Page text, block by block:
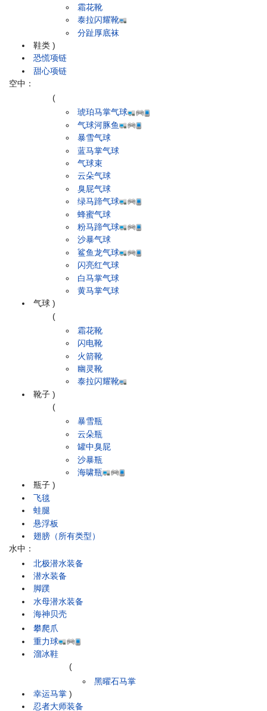
鞋类
霜花靴
泰拉闪耀靴
分趾厚底袜
)
恐慌项链
甜心项链
空中：
气球
(
琥珀马掌气球
气球河豚鱼
暴雪气球
蓝马掌气球
气球束
云朵气球
臭屁气球
绿马蹄气球
蜂蜜气球
粉马蹄气球
沙暴气球
鲨鱼龙气球
闪亮红气球
白马掌气球
黄马掌气球
)
靴子
(
霜花靴
闪电靴
火箭靴
幽灵靴
泰拉闪耀靴
)
瓶子
(
暴雪瓶
云朵瓶
罐中臭屁
沙暴瓶
海啸瓶
)
飞毯
蛙腿
悬浮板
翅膀（所有类型）
水中：
北极潜水装备
潜水装备
脚蹼
水母潜水装备
海神贝壳
攀爬爪
重力球
溜冰鞋
幸运马掌
(
黑曜石马掌
)
忍者大师装备